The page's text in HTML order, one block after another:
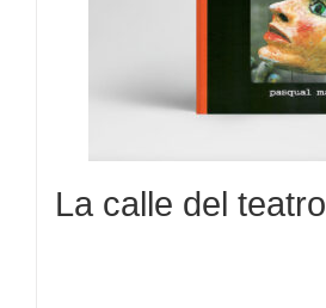
La calle del teatro